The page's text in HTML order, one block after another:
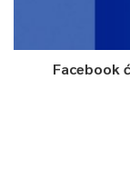
Facebook